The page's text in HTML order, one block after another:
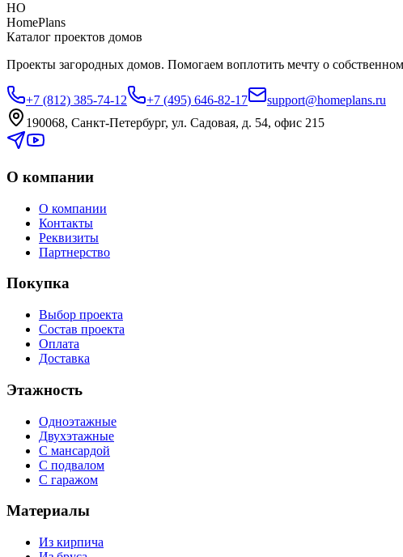
HO
HomePlans
Каталог проектов домов
Проекты загородных домов. Помогаем воплотить мечту о
+7 (812) 385-74-12 +7 (495) 646-82-17
support@homeplans.ru
190068, Санкт-Петербург, ул. Садовая, д. 54, офис 215
О компании
О компании
Контакты
Реквизиты
Партнерство
Покупка
Выбор проекта
Состав проекта
Оплата
Доставка
Этажность
Одноэтажные
Двухэтажные
С мансардой
С подвалом
С гаражом
Материалы
Из кирпича